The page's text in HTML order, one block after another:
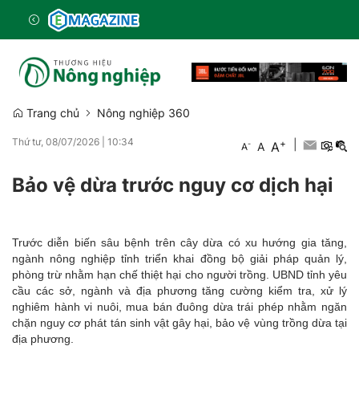
Trang chủ Nông nghiệp 360
Thứ tư, 08/07/2026 10:34 A- A A+
Bảo vệ dừa trước nguy cơ dịch hại
Trước diễn biến sâu bệnh trên cây dừa có xu hướng gia tăng,
ngành nông nghiệp tỉnh triển khai đồng bộ giải pháp quản lý,
phòng trừ nhằm hạn chế thiệt hại cho người trồng. UBND tỉnh yêu
cầu các sở, ngành và địa phương tăng cường kiểm tra, xử lý
nghiêm hành vi nuôi, mua bán đuông dừa trái phép nhằm ngăn
chặn nguy cơ phát tán sinh vật gây hại, bảo vệ vùng trồng dừa tại
địa phương.